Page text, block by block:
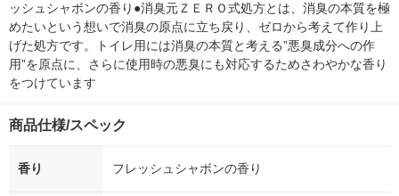
ッシュシャボンの香り●消臭元ＺＥＲＯ式処方とは、消臭の本質を極
めたいという想いで消臭の原点に立ち戻り、ゼロから考えて作り上
げた処方です。トイレ用には消臭の本質と考える”悪臭成分への作
用”を原点に、さらに使用時の悪臭にも対応するためさわやかな香り
をつけています
商品仕様/スペック
香り フレッシュシャボンの香り